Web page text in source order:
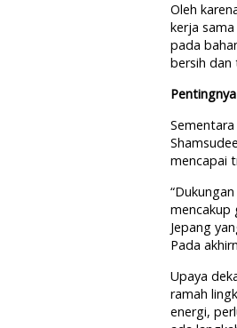
Oleh
kerja
pada
bersih dan
mencapai
mencakup
Jepang
Pada
Upaya
ramah
energi,